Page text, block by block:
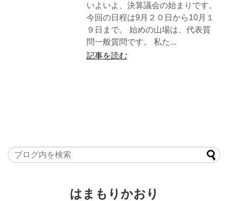
いよいよ、決算議会の始まりです。
今回の日程は9月２０日から10月１
９日まで。 始めの山場は、代表質
問一般質問です。 私た...
記事を読む
はまもりかおり